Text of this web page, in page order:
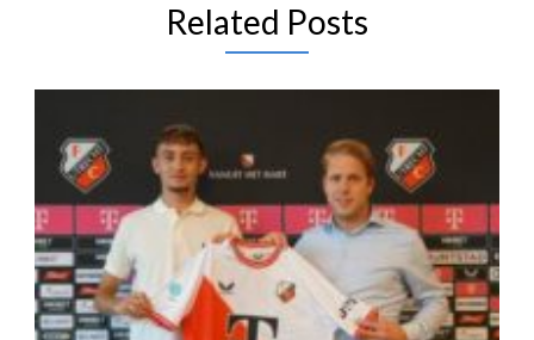
Related Posts